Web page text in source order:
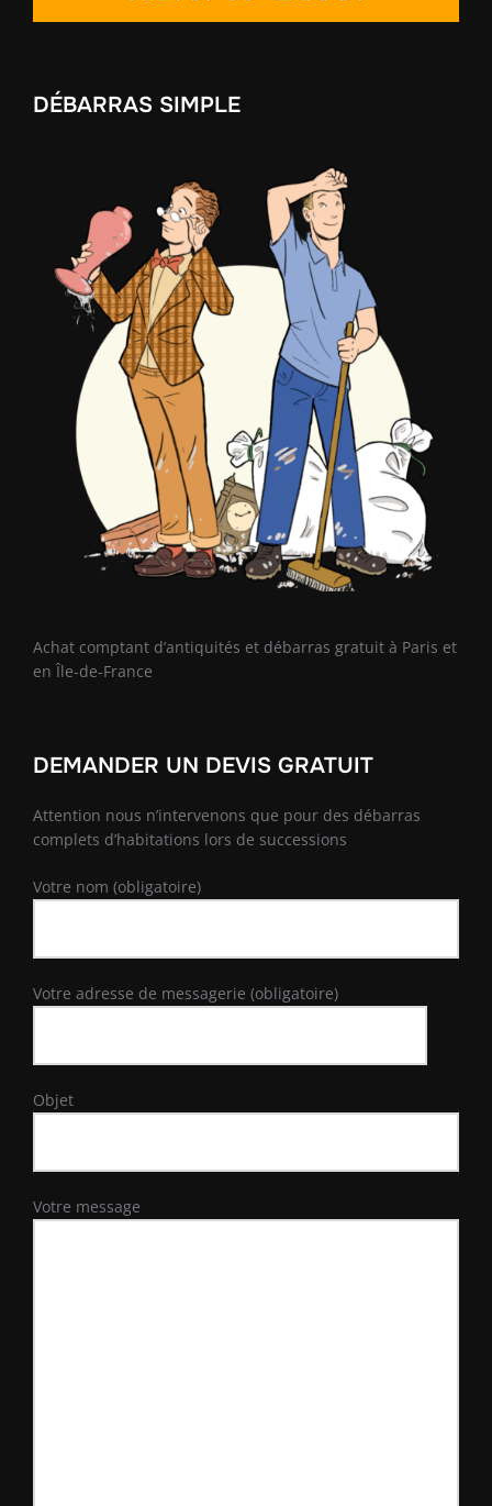
DÉBARRAS SIMPLE
Achat comptant d’antiquités et débarras gratuit à Paris et
en Île-de-France
DEMANDER UN DEVIS GRATUIT
Attention nous n’intervenons que pour des débarras
complets d’habitations lors de successions
Votre nom (obligatoire)
Votre adresse de messagerie (obligatoire)
Objet
Votre message